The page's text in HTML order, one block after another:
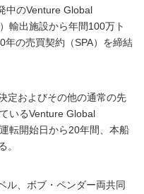
中のVenture Global
輸出施設から年間100万ト
年の売買契約（SPA）を締結
定およびその他の通常の先
いるVenture Global
転開始日から20年間、本船
。
ル、ボブ・ペンダー両共同